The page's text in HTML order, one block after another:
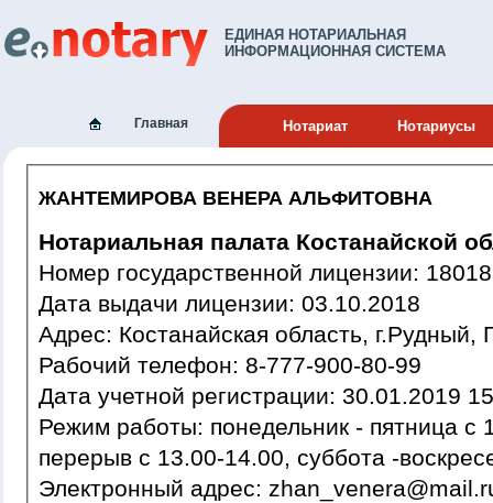
ЕДИНАЯ НОТАРИАЛЬНАЯ
ИНФОРМАЦИОННАЯ СИСТЕМА
Главная Нотариат Нотариусы
ЖАНТЕМИРОВА ВЕНЕРА АЛЬФИТОВНА
Нотариальная палата Костанайской
Номер государственной
Дата выдачи лицензии: 03.10.2018
Адрес: Костанайская область,
Рабочий телефон: 8-777-900-80-99
Дата учетной регистрации:
Режим работы: понедельник - пятница с 10.00-17.00, обеденный
перерыв с 13.00-14.00, суббота -
Электронный адрес: